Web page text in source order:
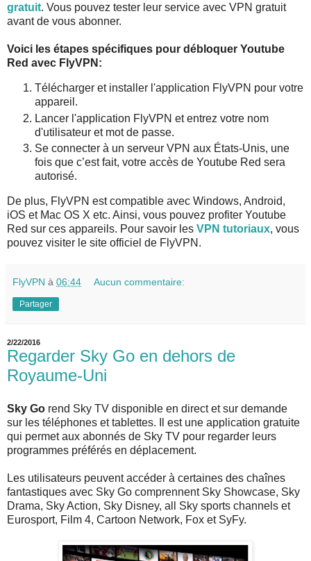
gratuit. Vous pouvez tester leur service avec VPN gratuit
avant de vous abonner.
Voici les étapes spécifiques pour débloquer Youtube
Red avec FlyVPN:
Télécharger et installer l'application FlyVPN pour votre
appareil.
Lancer l'application FlyVPN et entrez votre nom
d'utilisateur et mot de passe.
Se connecter à un serveur VPN aux États-Unis, une
fois que c’est fait, votre accès de Youtube Red sera
autorisé.
De plus, FlyVPN est compatible avec Windows, Android,
iOS et Mac OS X etc. Ainsi, vous pouvez profiter Youtube
Red sur ces appareils. Pour savoir les VPN tutoriaux, vous
pouvez visiter le site officiel de FlyVPN.
FlyVPN à 06:44 Aucun commentaire:
Partager
2/22/2016
Regarder Sky Go en dehors de
Royaume-Uni
Sky Go rend Sky TV disponible en direct et sur demande
sur les téléphones et tablettes. Il est une application gratuite
qui permet aux abonnés de Sky TV pour regarder leurs
programmes préférés en déplacement.
Les utilisateurs peuvent accéder à certaines des chaînes
fantastiques avec Sky Go comprennent Sky Showcase, Sky
Drama, Sky Action, Sky Disney, all Sky sports channels et
Eurosport, Film 4, Cartoon Network, Fox et SyFy.